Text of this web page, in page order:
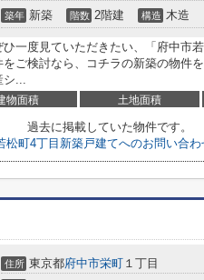
築年 新築 階数 2階建 構造 木造
ひ一度見ていただきたい、「府中市
をご検討なら、コチラの新築の物件
シ...
物面積 土地面積
過去に掲載していた物件です。
松町4丁目新築戸建てへのお問い合わ
住所 東京都府中市栄町 １丁目